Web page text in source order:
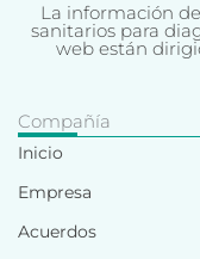
La información
sanitarios para
web están
Compañía
Inicio
Empresa
Acuerdos